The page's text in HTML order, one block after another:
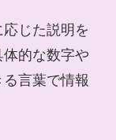
じた説明を
的な数字や
言葉で情報